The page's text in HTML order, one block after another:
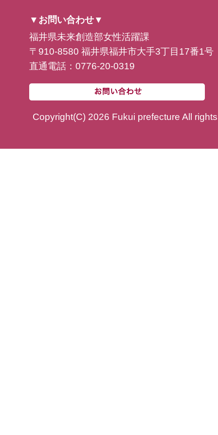
▼お問い合わせ▼
福井県未来創造部女性活躍課
〒910-8580 福井県福井市大手3丁目17番1号
直通電話：0776-20-0319
Copyright(C) 2026 Fukui prefecture All